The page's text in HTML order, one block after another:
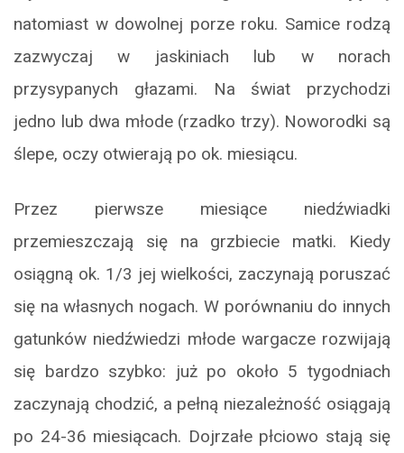
natomiast w dowolnej porze roku. Samice rodzą
zazwyczaj w jaskiniach lub w norach
przysypanych głazami. Na świat przychodzi
jedno lub dwa młode (rzadko trzy). Noworodki są
ślepe, oczy otwierają po ok. miesiącu.
Przez pierwsze miesiące niedźwiadki
przemieszczają się na grzbiecie matki. Kiedy
osiągną ok. 1/3 jej wielkości, zaczynają poruszać
się na własnych nogach. W porównaniu do innych
gatunków niedźwiedzi młode wargacze rozwijają
się bardzo szybko: już po około 5 tygodniach
zaczynają chodzić, a pełną niezależność osiągają
po 24-36 miesiącach. Dojrzałe płciowo stają się